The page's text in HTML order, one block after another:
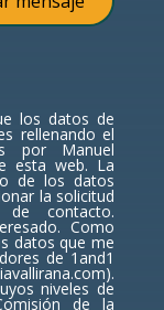
los datos de
rellenando el
por Manuel
esta web. La
de los datos
la solicitud
contacto.
Como
datos que me
de 1and1
niveles de
de la